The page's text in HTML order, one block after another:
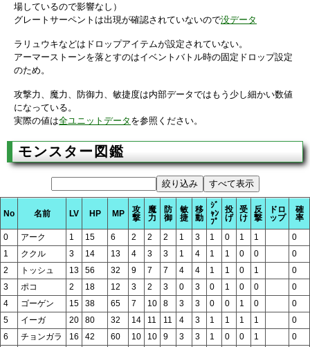
場しているので影響なし）
グレートサーペントは出現が確認されていないので没データ
ラリュウキなどはドロップアイテムが設定されていない。
アーマーストーンを落とすのはイベントバトル時の固定ドロップ設定
のため。
攻撃力、魔力、防御力、敏捷度は内部データではもう少し細かい数値
になっている。
実際の値は全ユニットデータ を参照ください。
モンスター図鑑
No 名前 LV HP MP
攻
撃
魔
力
防
御
敏
捷
移
動
ｼﾞ
ｬﾝ
ﾌﾟ
投
げ
受
け
反
撃
ドロ
ップ
確
率
0
アーク 1 15 6 2 2 2 1 3 1 0 1 1
0
1
ククル 3 14 13 4 3 3 1 4 1 1 0 0
0
2
トッシュ 13 56 32 9 7 7 4 4 1 1 0 1
0
3
ポコ 2 18 12 3 2 3 0 3 0 1 0 0
0
4
ゴーゲン 15 38 65 7 10 8 3 3 0 0 1 0
0
5
イーガ 20 80 32 14 11 11 4 3 1 1 1 1
0
6
チョンガラ 16 42 60 10 10 9 3 3 1 0 0 1 0